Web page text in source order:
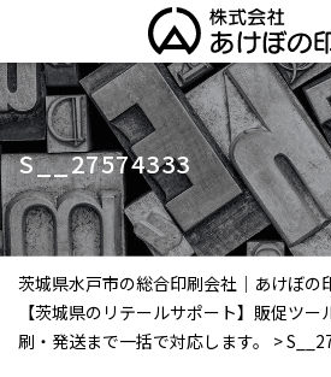
S__27574333
茨城県水戸市の総合印刷会社｜あけぼの
【茨城県のリテールサポート】販促ツ
刷・発送まで一括で対応します。
>